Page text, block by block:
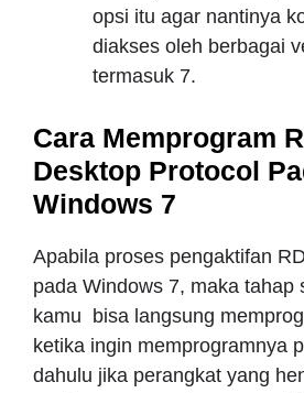
opsi itu agar nantinya
diakses oleh berbagai
termasuk 7.
Cara Memprogram
Desktop Protocol
Windows 7
Apabila proses pengaktifan
pada Windows 7, maka tahap
kamu bisa langsung
ketika ingin memprogramnya
dahulu jika perangkat yang